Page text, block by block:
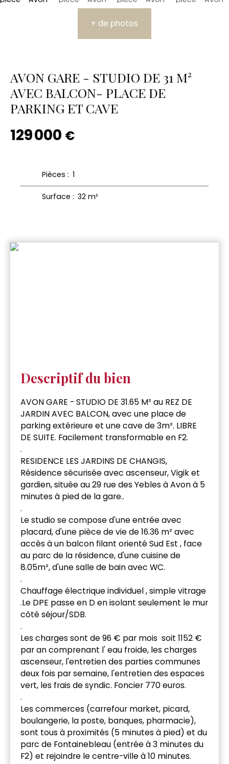
+ de photos
AVON GARE - STUDIO DE 31 M²
AVEC BALCON- PLACE DE
PARKING ET CAVE
129 000 €
Pièces : 1
Surface : 32 m²
Descriptif du bien
AVON GARE - STUDIO DE 31.65 M² au REZ DE
JARDIN AVEC BALCON, avec une place de
parking extérieure et une cave de 3m². LIBRE
DE SUITE. Facilement transformable en F2.
.
RESIDENCE LES JARDINS DE CHANGIS,
Résidence sécurisée avec ascenseur, Vigik et
gardien, située au 29 rue des Yebles à Avon à 5
minutes à pied de la gare..
.
Le studio se compose d'une entrée avec
placard, d'une pièce de vie de 16.36 m² avec
accès à un balcon filant orienté Sud Est , face
au parc de la résidence, d'une cuisine de
8.05m², d'une salle de bain avec WC.
.
Chauffage électrique individuel , simple vitrage
.Le DPE passe en D en isolant seulement le mur
côté séjour/SDB.
.
Les charges sont de 96 € par mois soit 1152 €
par an comprenant l' eau froide, les charges
ascenseur, l'entretien des parties communes
deux fois par semaine, l'entretien des espaces
vert, les frais de syndic. Foncier 770 euros.
.
Les commerces (carrefour market, picard,
boulangerie, la poste, banques, pharmacie),
sont tous à proximités (5 minutes à pied) et du
parc de Fontainebleau (entrée à 3 minutes du
F2) et rejoindre le centre-ville à 10 minutes.